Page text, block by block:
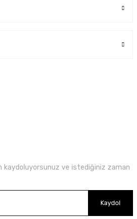
kaydoluyorsunuz ve istediğiniz zaman
Kaydol